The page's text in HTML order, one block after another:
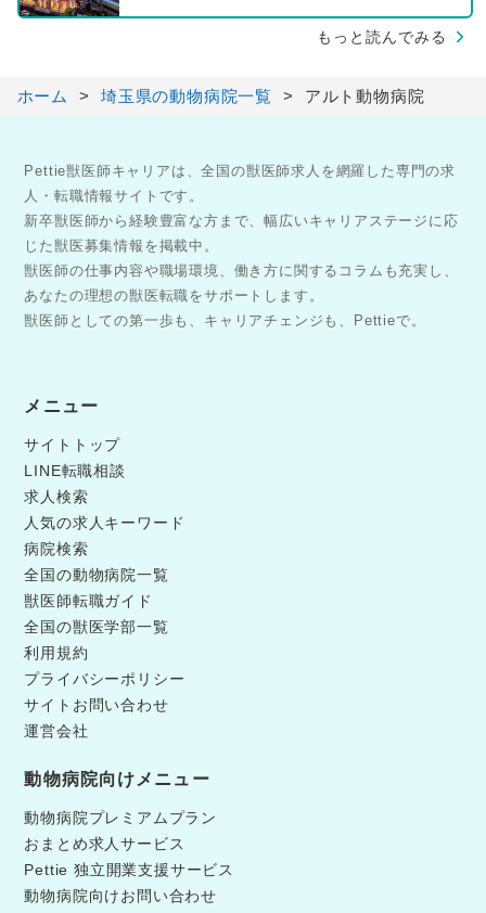
もっと読んでみる
ホーム 埼玉県の動物病院一覧 アルト動物病院
Pettie獣医師キャリアは、全国の獣医師求人を網羅した専門の求
人・転職情報サイトです。
新卒獣医師から経験豊富な方まで、幅広いキャリアステージに応
じた獣医募集情報を掲載中。
獣医師の仕事内容や職場環境、働き方に関するコラムも充実し、
あなたの理想の獣医転職をサポートします。
獣医師としての第一歩も、キャリアチェンジも、Pettieで。
メニュー
サイトトップ
LINE転職相談
求人検索
人気の求人キーワード
病院検索
全国の動物病院一覧
獣医師転職ガイド
全国の獣医学部一覧
利用規約
プライバシーポリシー
サイトお問い合わせ
運営会社
動物病院向けメニュー
動物病院プレミアムプラン
おまとめ求人サービス
Pettie 独立開業支援サービス
動物病院向けお問い合わせ